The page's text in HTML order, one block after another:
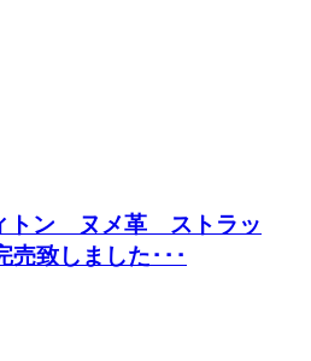
トン ヌメ革 ストラッ
致しました･･･